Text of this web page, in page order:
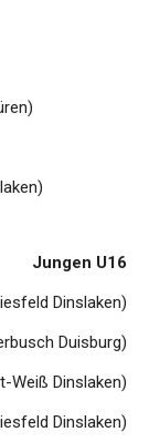
Jungen U16
Dinslaken)
Duisburg)
Weiß Dinslaken)
Dinslaken)